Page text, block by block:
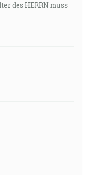
des HERRN muss